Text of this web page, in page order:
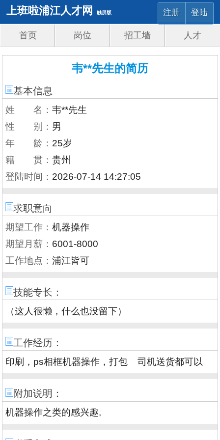
上班啦浦江人才网 触屏版 注册 登陆
首页 岗位 招工墙 人才
韦**先生的简历
基本信息
姓 名：韦**先生
性 别： 男
年 龄： 25岁
籍 贯：贵州
登陆时间： 2026-07-14 14:27:05
求职意向
期望工作：机器操作
期望月薪： 6001-8000
工作地点：浦江皆可
技能专长：
（这人很懒，什么也没留下）
工作经历：
印刷，ps相框机器操作，打包 司机送货都可以
附加说明：
机器操作之类的感兴趣,